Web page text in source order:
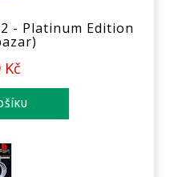
- Platinum Edition
Kč